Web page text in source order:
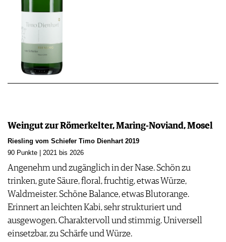
Weingut zur Römerkelter, Maring-Noviand, Mosel
Riesling vom Schiefer Timo Dienhart 2019
90 Punkte | 2021 bis 2026
Angenehm und zugänglich in der Nase. Schön zu
trinken, gute Säure, floral, fruchtig, etwas Würze,
Waldmeister. Schöne Balance, etwas Blutorange.
Erinnert an leichten Kabi, sehr strukturiert und
ausgewogen. Charaktervoll und stimmig. Universell
einsetzbar, zu Schärfe und Würze.